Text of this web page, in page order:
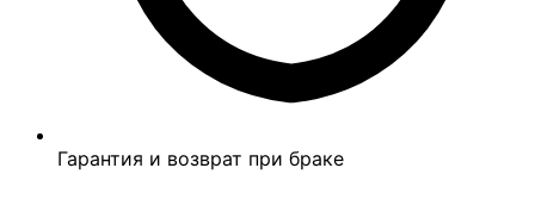
Гарантия и возврат при браке